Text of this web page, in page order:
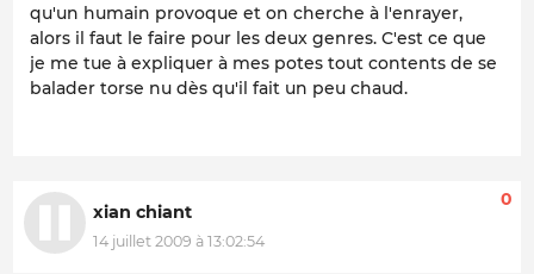
qu'un humain provoque et on cherche à l'enrayer,
alors il faut le faire pour les deux genres. C'est ce que
je me tue à expliquer à mes potes tout contents de se
balader torse nu dès qu'il fait un peu chaud.
xian chiant
14 juillet 2009 à 13:02:54
0